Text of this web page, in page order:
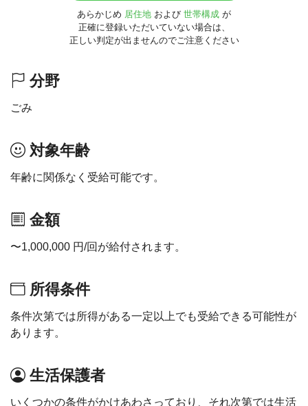
あらかじめ 居住地 および 世帯構成 が
正確に登録いただいていない場合は、
正しい判定が出ませんのでご注意ください
分野
ごみ
対象年齢
年齢に関係なく受給可能です。
金額
〜1,000,000 円/回が給付されます。
所得条件
条件次第では所得がある一定以上でも受給できる可能性が
あります。
生活保護者
いくつかの条件がかけあわさっており、それ次第では生活